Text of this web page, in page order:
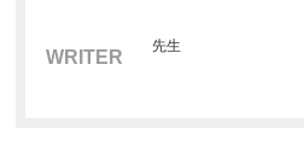
WRITER
先生